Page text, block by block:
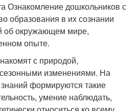
Ознакомление дошкольников с
образования в их сознании
об окружающем мире,
опыте.
с природой,
изменениями. На
формируются такие
умение наблюдать,